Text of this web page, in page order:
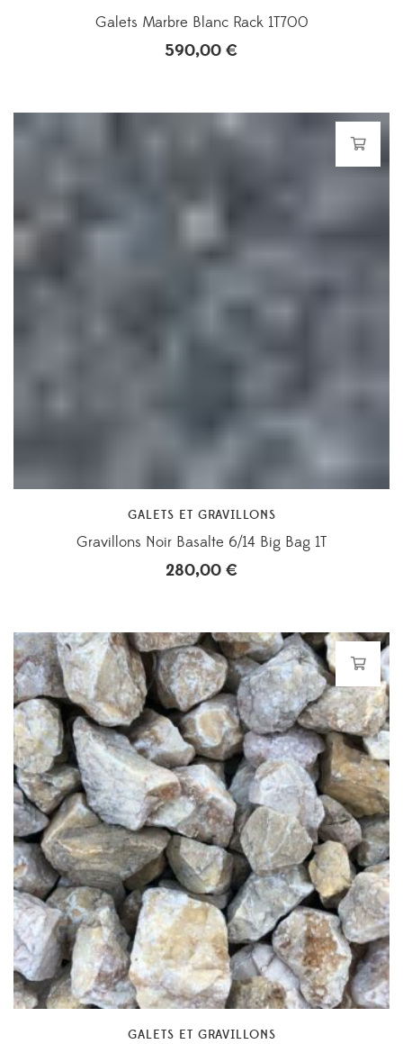
Galets Marbre Blanc Rack 1T700
590,00 €
GALETS ET GRAVILLONS
Gravillons Noir Basalte 6/14 Big Bag 1T
280,00 €
GALETS ET GRAVILLONS